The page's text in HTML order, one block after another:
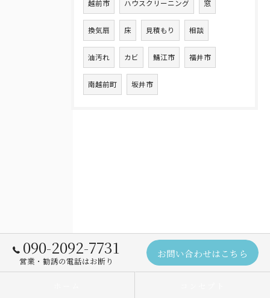
越前市 ハウスクリーニング 窓
換気扇 床 見積もり 相談
油汚れ カビ 鯖江市 福井市
南越前町 坂井市
090-2092-7731
営業・勧誘の電話はお断り
お問い合わせはこちら